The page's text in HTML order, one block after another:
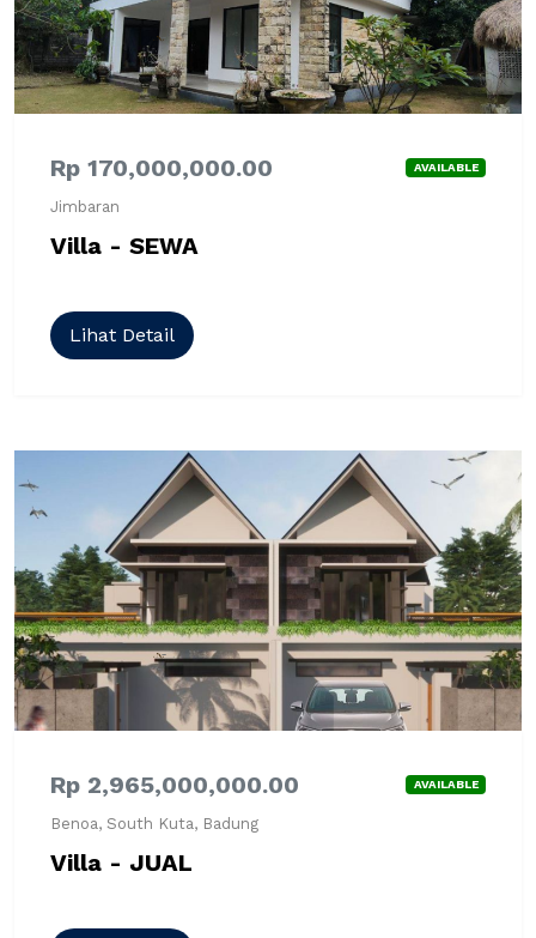
Rp 170,000,000.00 AVAILABLE
Jimbaran
Villa - SEWA
Lihat Detail
Rp 2,965,000,000.00 AVAILABLE
Benoa, South Kuta, Badung
Villa - JUAL